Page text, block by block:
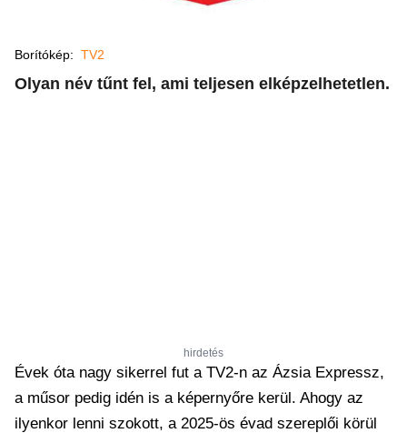
Borítókép: TV2
Olyan név tűnt fel, ami teljesen elképzelhetetlen.
hirdetés
Évek óta nagy sikerrel fut a TV2-n az Ázsia Expressz,
a műsor pedig idén is a képernyőre kerül. Ahogy az
ilyenkor lenni szokott, a 2025-ös évad szereplői körül